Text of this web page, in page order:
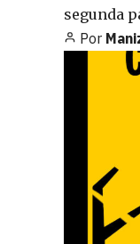
segunda
Por